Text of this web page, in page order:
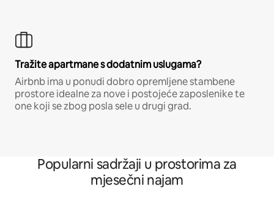
Tražite apartmane s dodatnim uslugama?
Airbnb ima u ponudi dobro opremljene stambene
prostore idealne za nove i postojeće zaposlenike te
one koji se zbog posla sele u drugi grad.
Popularni sadržaji u prostorima za
mjesečni najam